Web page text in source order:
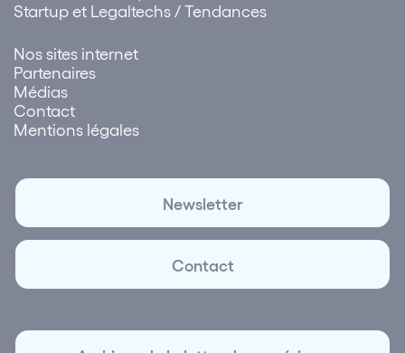
Startup et Legaltechs / Tendances
Nos sites internet
Partenaires
Médias
Contact
Mentions légales
Newsletter
Contact